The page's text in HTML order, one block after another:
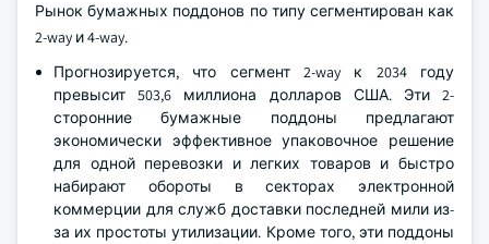
Рынок бумажных поддонов по типу сегментирован как
2-way и 4-way.
Прогнозируется, что сегмент 2-way к 2034 году
превысит 503,6 миллиона долларов США. Эти 2-
сторонние бумажные поддоны предлагают
экономически эффективное упаковочное решение
для одной перевозки и легких товаров и быстро
набирают обороты в секторах электронной
коммерции для служб доставки последней мили из-
за их простоты утилизации. Кроме того, эти поддоны